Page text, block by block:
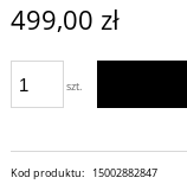
499,00 zł
szt.
Kod produktu: 15002882847